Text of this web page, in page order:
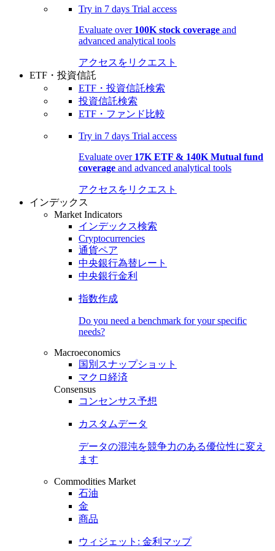
Try in 7 days Trial access
Evaluate over 100K stock coverage and
advanced analytical tools
アクセスをリクエスト
ETF・投資信託
ETF・投資信託検索
投資信託検索
ETF・ファンド比較
Try in 7 days Trial access
Evaluate over 17K ETF & 140K Mutual fund
coverage and advanced analytical tools
アクセスをリクエスト
インデックス
Market Indicators
インデックス検索
Cryptocurrencies
通貨ペア
中央銀行為替レート
中央銀行金利
指数作成
Do you need a benchmark for your specific
needs?
Macroeconomics
国別スナップショット
マクロ経済
Consensus
コンセンサス予想
カスタムデータ
データの混沌を競争力のある優位性に変え
ます
Commodities Market
石油
金
商品
ウィジェット: 金利マップ